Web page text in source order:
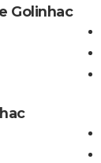
Golinhac